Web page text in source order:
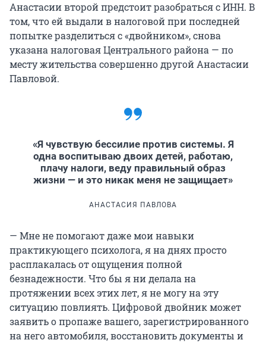
Анастасии второй предстоит разобраться с ИНН. В
том, что ей выдали в налоговой при последней
попытке разделиться с «двойником», снова
указана налоговая Центрального района — по
месту жительства совершенно другой Анастасии
Павловой.
«Я чувствую бессилие против системы. Я
одна воспитываю двоих детей, работаю,
плачу налоги, веду правильный образ
жизни — и это никак меня не защищает»
АНАСТАСИЯ ПАВЛОВА
— Мне не помогают даже мои навыки
практикующего психолога, я на днях просто
расплакалась от ощущения полной
безнадежности. Что бы я ни делала на
протяжении всех этих лет, я не могу на эту
ситуацию повлиять. Цифровой двойник может
заявить о пропаже вашего, зарегистрированного
на него автомобиля, восстановить документы и